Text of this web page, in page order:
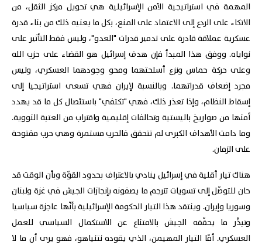
المهمة في استراتيجية الأمن الإسرائيلية هي تحويل مركز الثقل، من
الاتكاء على الردع إلى الاعتماد على المنع، بكل ما يعنيه ذلك من بناء قدرة
عسكرية عملاقة قادرة على تدمير قدرات "العدو"، وليس فقط التأثير على
نواياه. ووفق هذا المبدأ فإن هدف إسرائيل هو القضاء على حزب الله
وعلى حركة حماس ونزع أسلحتهما ومحو وجودهما العسكري، وليس
مجرد إضعاف قدراتهما. وبالنسبة لإيران فهي تسعى استراتيجيا إلى
إسقاط النظام، وإذا تعذر ذلك، فهي "تكتفي" باستئصال كل ما قد يهدد
أمنها من صواريخ باليستية وتحالفات إقليمية واقتراب من العتبة النووية.
وما دامت الأهداف الكبرى لم تتحقق فالحرب مستمرة وهي حرب مفتوحة
على الزمان.
هناك تيار أقلية في إسرائيل ينادي بالاعتراف بحدود القوّة وبأن الوقت قد
حان للتوصّل إلى تسويات تترجم ما يصفونه بإنجازات الجيش في غزة ولبنان
وسوريا وإيران. وينتقد هذا التيار الحكومة الإسرائيلية بأنّها عاجزة سياسيا
وتبذّر ما يحقّقه الجيش بالامتناع عن الاستكمال السياسي للعمل
العسكري. أمّا التيار المهيمن، الذي يقوده نتنياهو، فهو يرى أن ما لا